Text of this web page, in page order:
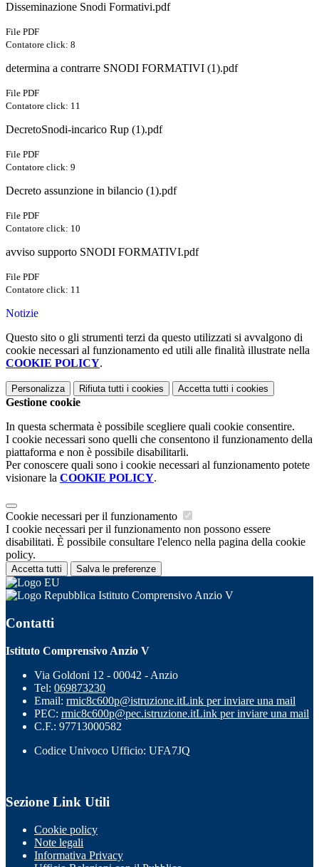
Disseminazione Snodi Formativi.pdf
File PDF
Contatore click: 8
determina a contrarre SNODI FORMATIVI (1).pdf
File PDF
Contatore click: 11
DecretoSnodi-incarico Rup (1).pdf
File PDF
Contatore click: 9
Decreto assunzione in bilancio (1).pdf
File PDF
Contatore click: 10
avviso supporto SNODI FORMATIVI.pdf
File PDF
Contatore click: 11
Notizie
Questo sito o gli strumenti terzi da questo utilizzati si avvalgono di
cookie necessari al funzionamento ed utili alle finalità illustrate nella
COOKIE POLICY.
Personalizza Rifiuta tutti i cookies Accetta tutti i cookies
Gestione cookie
In questa schermata è possibile scegliere quali cookie consentire.
I cookie necessari sono quelli che consentono il funzionamento della
piattaforma e non è possibile disabilitarli.
Per conoscere quali sono i cookie necessari al funzionamento potete
visionare la COOKIE POLICY.
Cookie necessari per il funzionamento
I cookie necessari per il funzionamento non possono essere
disabilitati. È possibile consultare l'elenco nella pagina della cookie
policy.
Accetta tutti Salva le preferenze
Istituto Comprensivo Anzio V
Contatti
Istituto Comprensivo Anzio V
Via Goldoni 12 - 00042 - Anzio
Tel: 069873230
Email: rmic8c600p@istruzione.itLink per inviare una mail
PEC: rmic8c600p@pec.istruzione.itLink per inviare una mail
C.F.: 97713000582
Codice Univoco Ufficio: UFA7JQ
Sezione Link Utili
Cookie policy
Note legali
Informativa Privacy